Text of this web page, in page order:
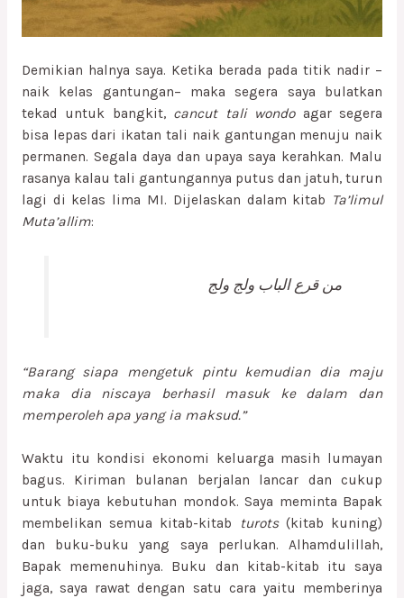
Demikian halnya saya. Ketika berada pada titik nadir –
naik kelas gantungan– maka segera saya bulatkan
tekad untuk bangkit, cancut tali wondoagar segera
bisa lepas dari ikatan tali naik gantungan menuju naik
permanen. Segala daya dan upaya saya kerahkan. Malu
rasanya kalau tali gantungannya putus dan jatuh, turun
lagi di kelas lima MI. Dijelaskan dalam kitab Ta’limul
Muta’allim:
من قرع الباب ولج ولج
“Barang siapa mengetuk pintu kemudian dia maju
maka dia niscaya berhasil masuk ke dalam dan
memperoleh apa yang ia maksud.”
Waktu itu kondisi ekonomi keluarga masih lumayan
bagus. Kiriman bulanan berjalan lancar dan cukup
untuk biaya kebutuhan mondok. Saya meminta Bapak
membelikan semua kitab-kitab
turots(kitab kuning)
dan buku-buku yang saya perlukan. Alhamdulillah,
Bapak memenuhinya. Buku dan kitab-kitab itu saya
jaga, saya rawat dengan satu cara yaitu memberinya